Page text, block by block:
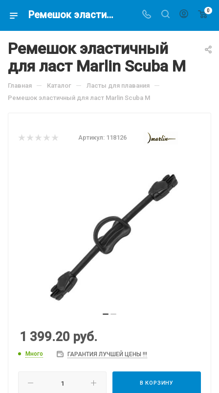
Ремешок эластичный для ласт Marlin Scuba M, по цене 1399.2 руб, купить в интернет-магазине подводной охоты Водолаз.РФ в Москве. - 0
Ремешок эластичный
для ласт Marlin Scuba M
Главная — Каталог — Ласты для плавания —
Ремешок эластичный для ласт Marlin Scuba M
Артикул: 118126
1 399.20 руб.
Много ГАРАНТИЯ ЛУЧШЕЙ ЦЕНЫ !!!
В КОРЗИНУ